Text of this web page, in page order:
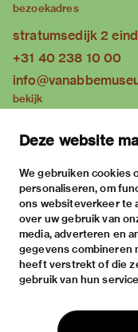
Deze website
We gebruiken cookies
personaliseren, om
ons websiteverkeer te
over uw gebruik van
media, adverteren en
gegevens combineren
heeft verstrekt of die
gebruik van hun
bezoekadres
stratumsedijk 2
+31 40 238 10 00
bekijk
activiteiten
praktische
over
het museum
de collectie
fondsen & partners